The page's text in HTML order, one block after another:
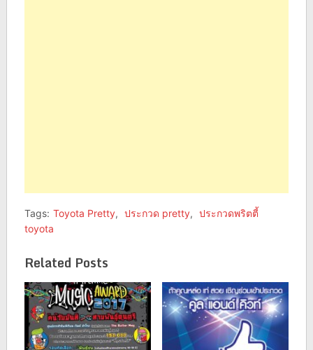
Tags: Toyota Pretty, ประกวด pretty, ประกวดพริตตี้
toyota
Related Posts